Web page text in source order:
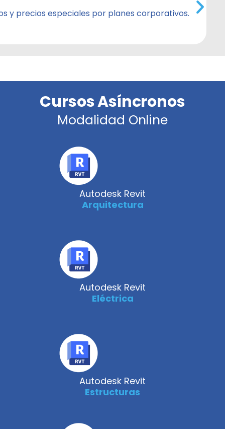
y precios especiales por planes corporativos.
Cursos Asíncronos
Modalidad Online
Autodesk Revit
Arquitectura
Autodesk Revit
Eléctrica
Autodesk Revit
Estructuras